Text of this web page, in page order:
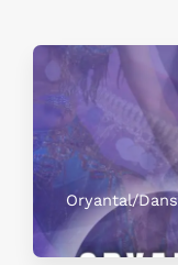
Oryantal/